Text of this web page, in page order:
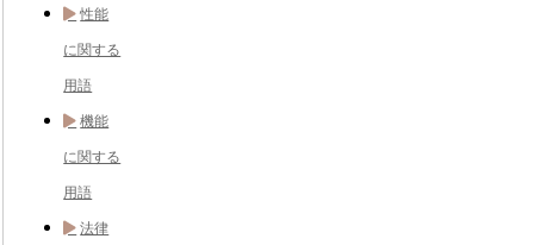
性能
に関する
用語
機能
に関する
用語
法律